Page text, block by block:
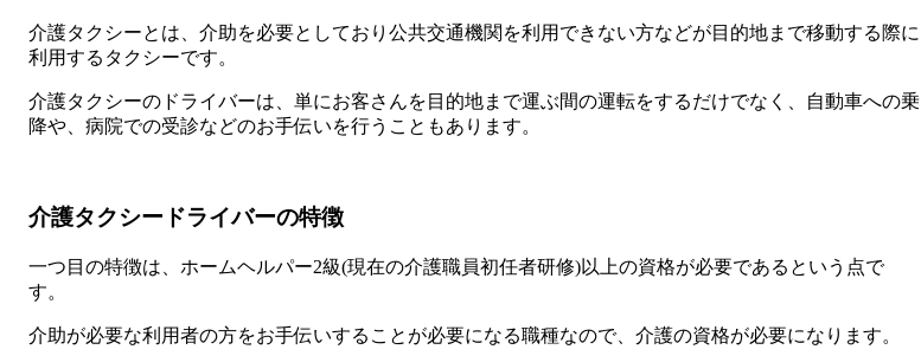
介護タクシーとは、介助を必要としており公共交通機関を利用できない方などが目的地まで移動する際に
利用するタクシーです。
介護タクシーのドライバーは、単にお客さんを目的地まで運ぶ間の運転をするだけでなく、自動車への乗
降や、病院での受診などのお手伝いを行うこともあります。
介護タクシードライバーの特徴
一つ目の特徴は、ホームヘルパー2級(現在の介護職員初任者研修)以上の資格が必要であるという点で
す。
介助が必要な利用者の方をお手伝いすることが必要になる職種なので、介護の資格が必要になります。